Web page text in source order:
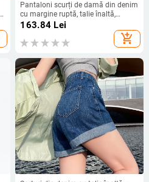
Pantaloni scurți de damă din denim
cu margine ruptă, talie înaltă,
denim, 90–95% bumbac,
163.84 Lei
add_shopping_cart